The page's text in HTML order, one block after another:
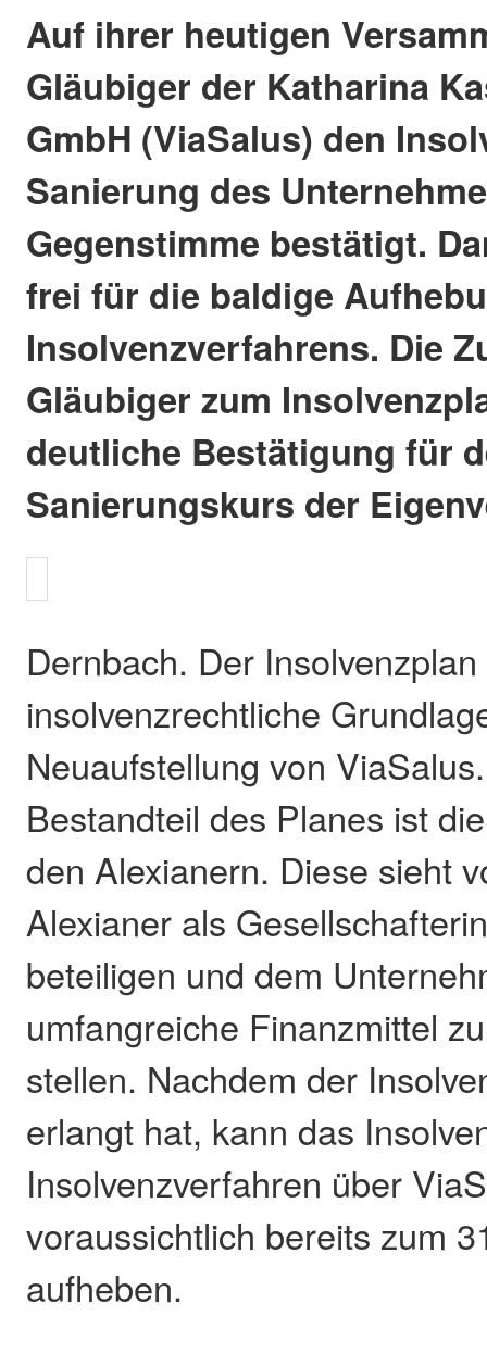
Auf ihrer heutigen
Gläubiger der Katharina
GmbH (ViaSalus) den
Sanierung des
Gegenstimme bestätigt.
frei für die baldige
Insolvenzverfahrens. Die
Gläubiger zum
deutliche Bestätigung für
Sanierungskurs der
Dernbach. Der
insolvenzrechtliche
Neuaufstellung von
Bestandteil des Planes ist
den Alexianern. Diese sieht
Alexianer als
beteiligen und dem
umfangreiche Finanzmittel
stellen. Nachdem der
erlangt hat, kann das
Insolvenzverfahren über
voraussichtlich bereits zum
aufheben.